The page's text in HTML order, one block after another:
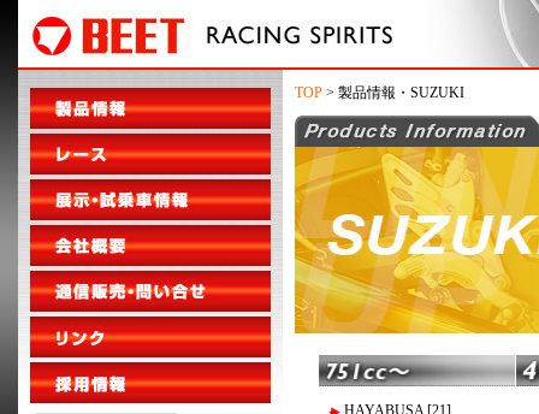
TOP > 製品情報・SUZUKI
HAYABUSA [21]